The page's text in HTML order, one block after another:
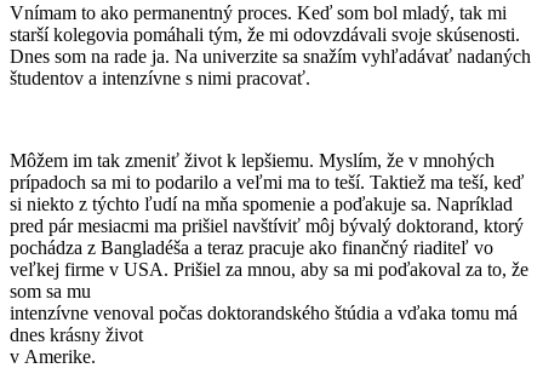
Vnímam to ako permanentný proces. Keď som bol mladý, tak mi
starší kolegovia pomáhali tým, že mi odovzdávali svoje skúsenosti.
Dnes som na rade ja. Na univerzite sa snažím vyhľadávať nadaných
študentov a intenzívne s nimi pracovať.
Môžem im tak zmeniť život k lepšiemu. Myslím, že v mnohých
prípadoch sa mi to podarilo a veľmi ma to teší. Taktiež ma teší, keď
si niekto z týchto ľudí na mňa spomenie a poďakuje sa. Napríklad
pred pár mesiacmi ma prišiel navštíviť môj bývalý doktorand, ktorý
pochádza z Bangladéša a teraz pracuje ako finančný riaditeľ vo
veľkej firme v USA. Prišiel za mnou, aby sa mi poďakoval za to, že
som sa mu
intenzívne venoval počas doktorandského štúdia a vďaka tomu má
dnes krásny život
v Amerike.